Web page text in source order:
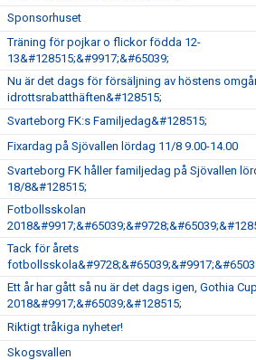
Sponsorhuset
Träning för pojkar o flickor födda 12-
13&#128515;&#9917;&#65039;
Nu är det dags för försäljning av höstens
idrottsrabatthäften&#128515;
Svarteborg FK:s Familjedag&#128515;
Fixardag på Sjövallen lördag 11/8 9.00-14.00
Svarteborg FK håller familjedag på Sjövallen
18/8&#128515;
Fotbollsskolan
Tack för årets
Ett år har gått så nu är det dags igen, Gothia Cup
2018&#9917;&#65039;&#128515;
Riktigt tråkiga nyheter!
Skogsvallen